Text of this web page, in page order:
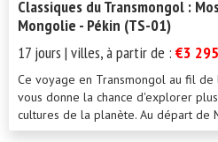
Classiques du Transmongol :
Mongolie - Pékin (TS-01)
17 jours | villes, à partir de :€3 295
Ce voyage en Transmongol au fil de
vous donne la chance d'explorer
cultures de la planète. Au départ de
Sib&...